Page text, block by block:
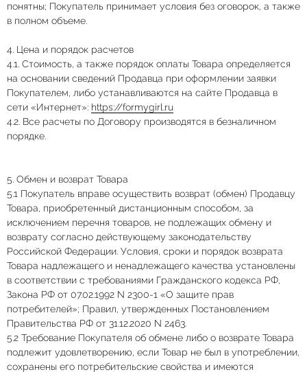
понятны; Покупатель принимает условия без оговорок, а также
в полном объеме.
4. Цена и порядок расчетов
4.1. Стоимость, а также порядок оплаты Товара определяется
на основании сведений Продавца при оформлении заявки
Покупателем, либо устанавливаются на сайте Продавца в
сети «Интернет»: https://formygirl.ru
4.2. Все расчеты по Договору производятся в безналичном
порядке.
5. Обмен и возврат Товара
5.1 Покупатель вправе осуществить возврат (обмен) Продавцу
Товара, приобретенный дистанционным способом, за
исключением перечня товаров, не подлежащих обмену и
возврату согласно действующему законодательству
Российской Федерации. Условия, сроки и порядок возврата
Товара надлежащего и ненадлежащего качества установлены
в соответствии с требованиями Гражданского кодекса РФ,
Закона РФ от 07.02.1992 N 2300-1 «О защите прав
потребителей»; Правил, утвержденных Постановлением
Правительства РФ от 31.12.2020 N 2463.
5.2 Требование Покупателя об обмене либо о возврате Товара
подлежит удовлетворению, если Товар не был в употреблении,
сохранены его потребительские свойства и имеются